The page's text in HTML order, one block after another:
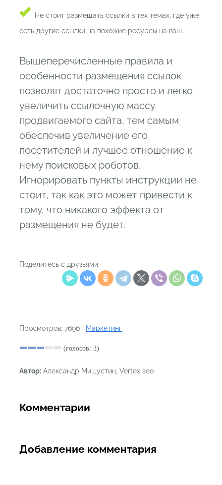
Не стоит размещать ссылки в тех темах, где уже
есть другие ссылки на похожие ресурсы на ваш.
Вышеперечисленные правила и
особенности размещения ссылок
позволят достаточно просто и легко
увеличить ссылочную массу
продвигаемого сайта, тем самым
обеспечив увеличение его
посетителей и лучшее отношение к
нему поисковых роботов.
Игнорировать пункты инструкции не
стоит, так как это может привести к
тому, что никакого эффекта от
размещения не будет.
Поделитесь с друзьями:
Просмотров: 7696 Маркетинг
(голосов: 3)
Автор: Александр Мишустин, Vertex seo
Комментарии
Добавление комментария